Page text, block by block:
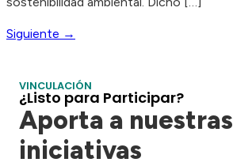
Siguiente →
VINCULACIÓN
¿Listo para Participar?
Aporta a nuestras
iniciativas